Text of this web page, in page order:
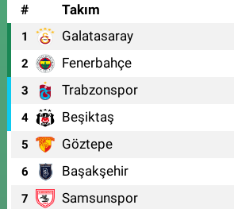
#
Takım
1 Galatasaray
2 Fenerbahçe
3 Trabzonspor
4 Beşiktaş
5 Göztepe
6 Başakşehir
7 Samsunspor